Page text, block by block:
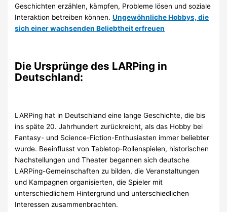
Geschichten erzählen, kämpfen, Probleme lösen und soziale
Interaktion betreiben können.Ungewöhnliche Hobbys, die
sich einer wachsenden Beliebtheit erfreuen
Die Ursprünge des LARPing in
Deutschland:
LARPing hat in Deutschland eine lange Geschichte, die bis
ins späte 20. Jahrhundert zurückreicht, als das Hobby bei
Fantasy- und Science-Fiction-Enthusiasten immer beliebter
wurde. Beeinflusst von Tabletop-Rollenspielen, historischen
Nachstellungen und Theater begannen sich deutsche
LARPing-Gemeinschaften zu bilden, die Veranstaltungen
und Kampagnen organisierten, die Spieler mit
unterschiedlichem Hintergrund und unterschiedlichen
Interessen zusammenbrachten.